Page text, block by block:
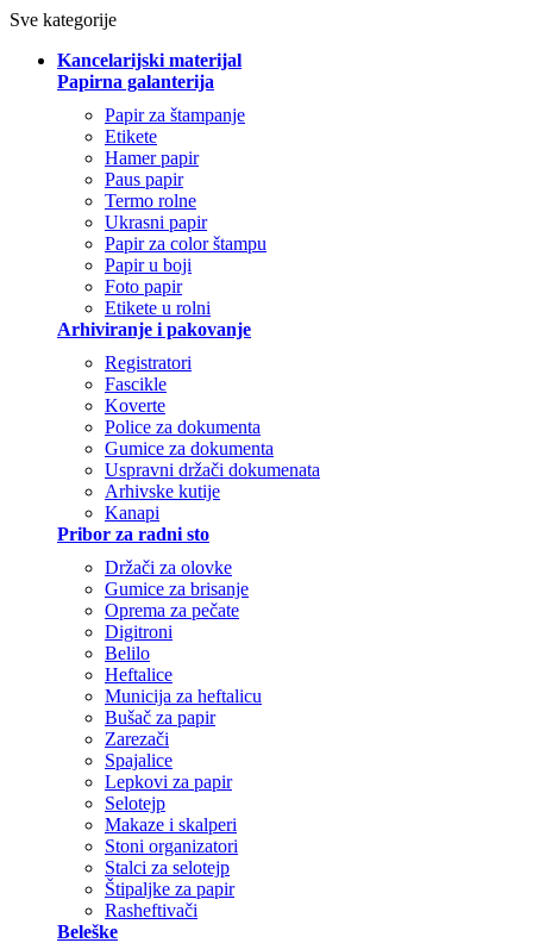
Sve kategorije
Kancelarijski materijal
Papirna galanterija
Papir za štampanje
Etikete
Hamer papir
Paus papir
Termo rolne
Ukrasni papir
Papir za color štampu
Papir u boji
Foto papir
Etikete u rolni
Arhiviranje i pakovanje
Registratori
Fascikle
Koverte
Police za dokumenta
Gumice za dokumenta
Uspravni držači dokumenata
Arhivske kutije
Kanapi
Pribor za radni sto
Držači za olovke
Gumice za brisanje
Oprema za pečate
Digitroni
Belilo
Heftalice
Municija za heftalicu
Bušač za papir
Zarezači
Spajalice
Lepkovi za papir
Selotejp
Makaze i skalperi
Stoni organizatori
Stalci za selotejp
Štipaljke za papir
Rasheftivači
Beleške